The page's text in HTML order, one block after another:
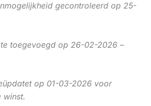
gecontroleerd op 25-
toegevoegd op 26-02-2026 –
op 01-03-2026 voor
winst.